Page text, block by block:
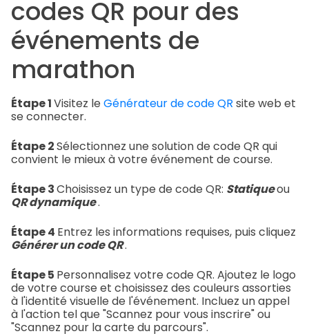
codes QR pour des
événements de
marathon
Étape 1Visitez le Générateur de code QR site web et
se connecter.
Étape 2Sélectionnez une solution de code QR qui
convient le mieux à votre événement de course.
Étape 3Choisissez un type de code QR: Statiqueou
QR dynamique.
Étape 4 Entrez les informations requises, puis cliquez
Générer un code QR.
Étape 5 Personnalisez votre code QR. Ajoutez le logo
de votre course et choisissez des couleurs assorties
à l'identité visuelle de l'événement. Incluez un appel
à l'action tel que "Scannez pour vous inscrire" ou
"Scannez pour la carte du parcours".